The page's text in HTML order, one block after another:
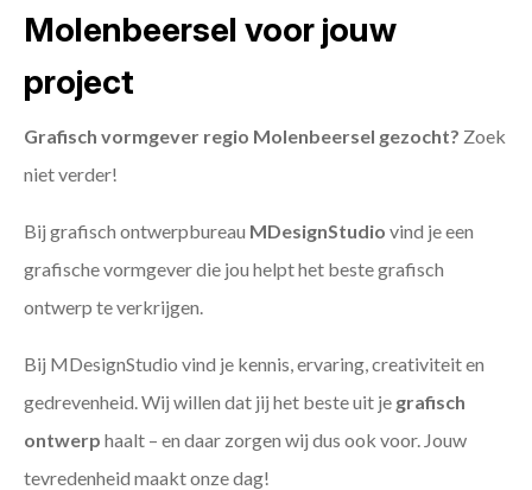
Molenbeersel voor jouw
project
Grafisch vormgever regio Molenbeersel gezocht? Zoek
niet verder!
Bij grafisch ontwerpbureau MDesignStudio vind je een
grafische vormgever die jou helpt het beste grafisch
ontwerp te verkrijgen.
Bij MDesignStudio vind je kennis, ervaring, creativiteit en
gedrevenheid. Wij willen dat jij het beste uit je grafisch
ontwerp haalt – en daar zorgen wij dus ook voor. Jouw
tevredenheid maakt onze dag!